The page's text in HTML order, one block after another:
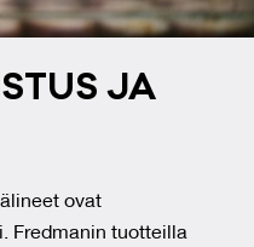
JA
ovat
Fredmanin tuotteilla